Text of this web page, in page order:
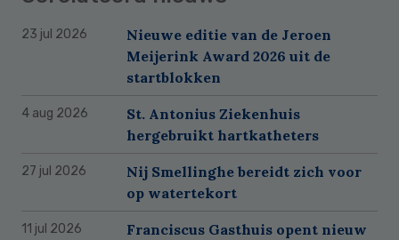
23 jul 2026
Nieuwe editie van de Jeroen
Meijerink Award 2026 uit de
startblokken
4 aug 2026
St. Antonius Ziekenhuis
hergebruikt hartkatheters
27 jul 2026
Nij Smellinghe bereidt zich voor
op watertekort
11 jul 2026
Franciscus Gasthuis opent nieuw